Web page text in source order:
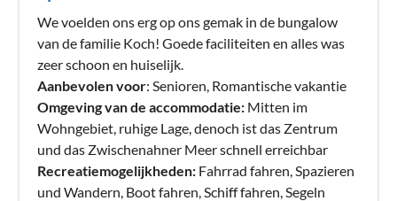
We voelden ons erg op ons gemak in de bungalow
van de familie Koch! Goede faciliteiten en alles was
zeer schoon en huiselijk.
Aanbevolen voor: Senioren, Romantische vakantie
Omgeving van de accommodatie: Mitten im
Wohngebiet, ruhige Lage, denoch ist das Zentrum
und das Zwischenahner Meer schnell erreichbar
Recreatiemogelijkheden: Fahrrad fahren, Spazieren
und Wandern, Boot fahren, Schiff fahren, Segeln